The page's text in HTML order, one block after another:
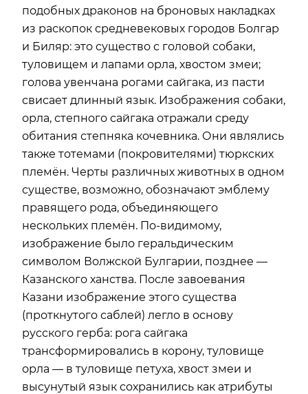
подобных драконов на броновых накладках
из раскопок средневековых городов Болгар
и Биляр: это существо с головой собаки,
туловищем и лапами орла, хвостом змеи;
голова увенчана рогами сайгака, из пасти
свисает длинный язык. Изображения собаки,
орла, степного сайгака отражали среду
обитания степняка кочевника. Они являлись
также тотемами (покровителями) тюркских
племён. Черты различных животных в одном
существе, возможно, обозначают эмблему
правящего рода, объединяющего
нескольких племён. По-видимому,
изображение было геральдическим
символом Волжской Булгарии, позднее —
Казанского ханства. После завоевания
Казани изображение этого существа
(проткнутого саблей) легло в основу
русского герба: рога сайгака
трансформировались в корону, туловище
орла — в туловище петуха, хвост змеи и
высунутый язык сохранились как атрибуты